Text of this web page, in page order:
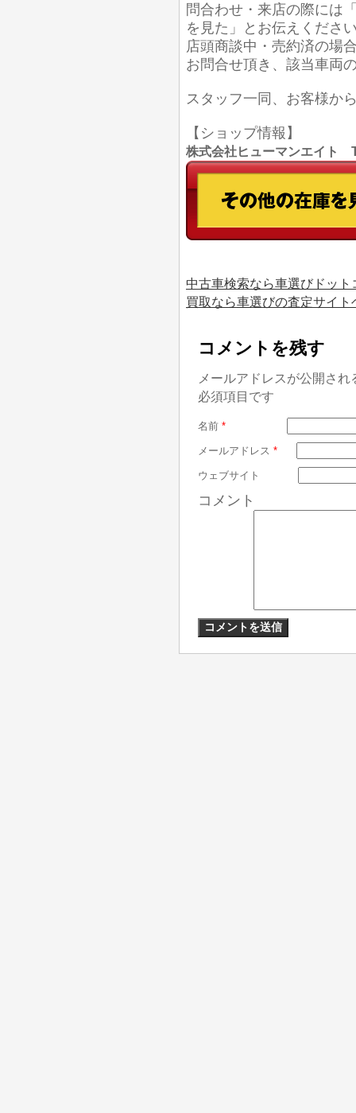
問合わせ・来店の際には
を見た」とお伝えくださ
店頭商談中・売約済の場
お問合せ頂き、該当車両
スタッフ一同、お客様か
【ショップ情報】
株式会社ヒューマンエイト
中古車検索なら車選びドット
買取なら車選びの査定サイト
コメントを残す
メールアドレスが公開さ
必須項目です
名前 *
メールアドレス *
ウェブサイト
コメント